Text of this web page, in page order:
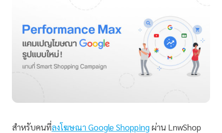
สำหรับคนที่ลงโฆษณา Google Shoppingผ่าน LnwShop